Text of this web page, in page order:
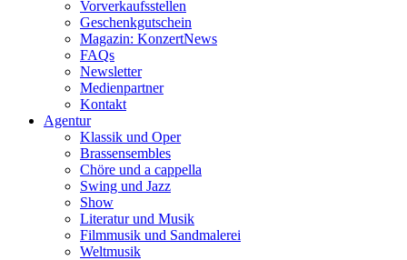
Vorverkaufsstellen
Geschenkgutschein
Magazin: KonzertNews
FAQs
Newsletter
Medienpartner
Kontakt
Agentur
Klassik und Oper
Brassensembles
Chöre und a cappella
Swing und Jazz
Show
Literatur und Musik
Filmmusik und Sandmalerei
Weltmusik